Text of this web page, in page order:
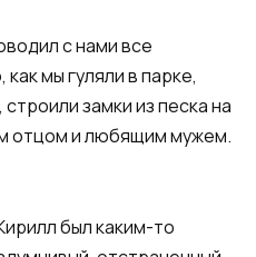
с нами все
мы гуляли в парке,
замки из песка на
отцом и любящим мужем.
был каким-то